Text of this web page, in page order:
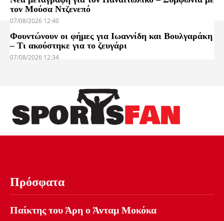
τον Μούσα Ντζενεπό
07/08/2026 12:40
Φουντώνουν οι φήμες για Ιωαννίδη και Βουλγαράκη
– Τι ακούστηκε για το ζευγάρι
07/08/2026 12:34
Πρόσφατα
Παίκτης του Άρη ο Άνταμ Μοκόκα